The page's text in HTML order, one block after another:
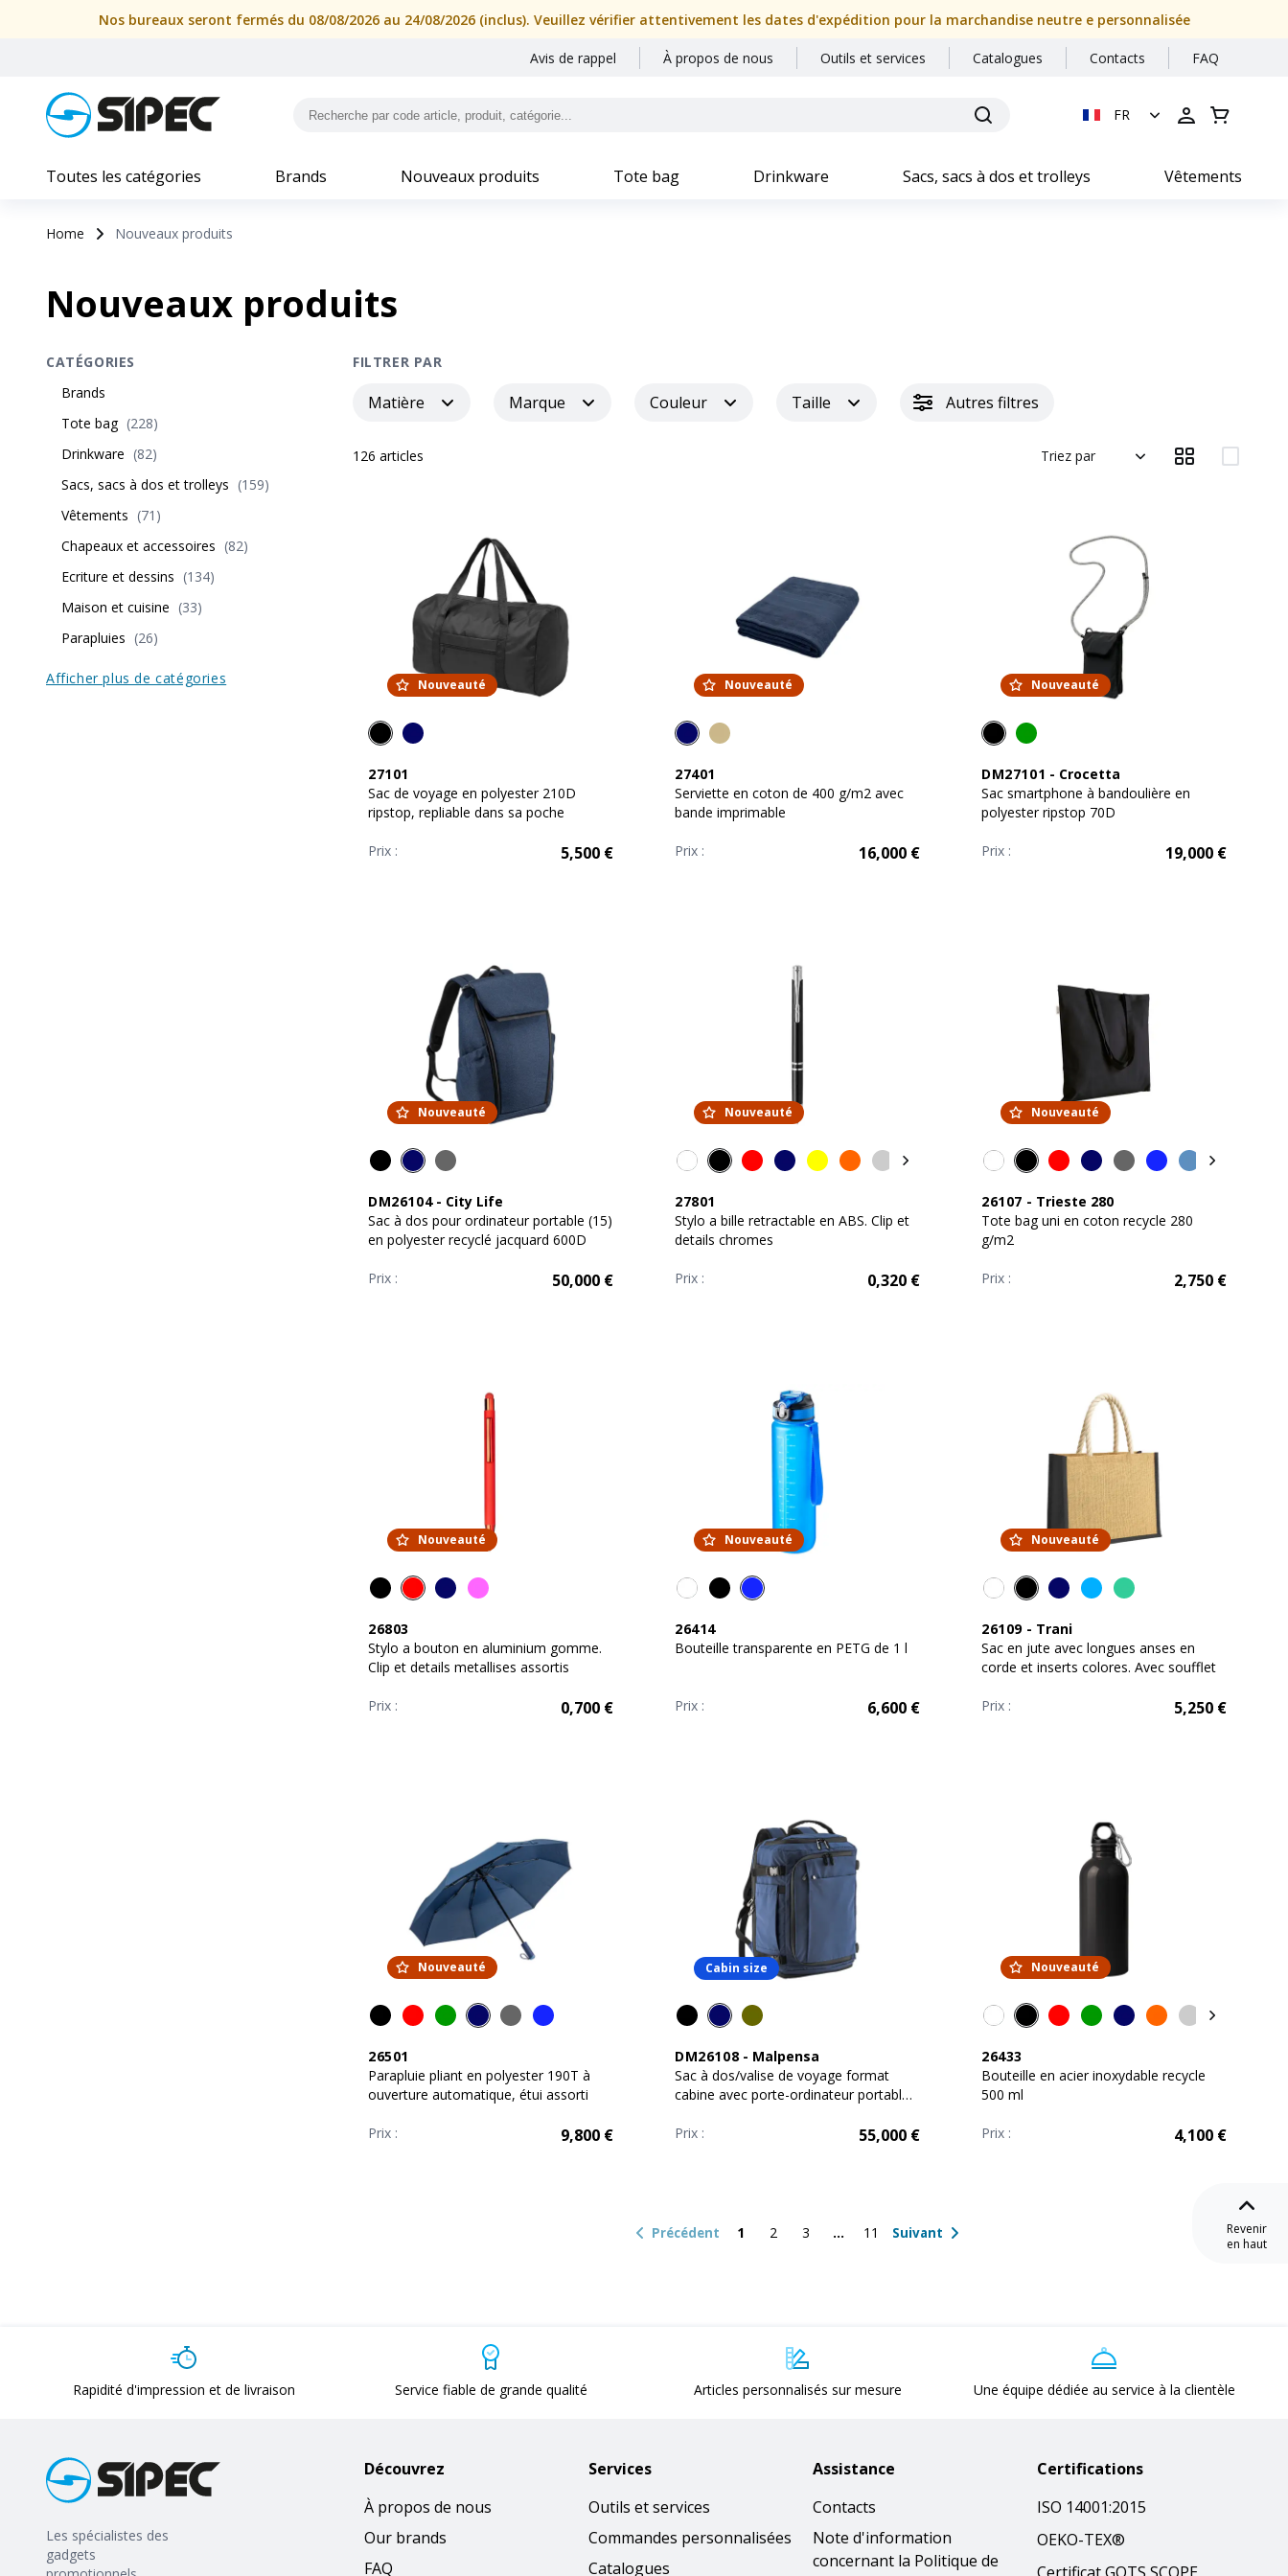
Nos bureaux seront fermés du 08/08/2026 au 24/08/2026 (inclus). Veuillez vérifier attentivement les dates d'expédition pour la marchandise neutre e personnalisée
Avis de rappel À propos de nous Outils et services Catalogues Contacts FAQ
FR
Toutes les catégories Brands Nouveaux produits Tote bag Drinkware Sacs, sacs à dos et trolleys Vêtements
Home Nouveaux produits
Nouveaux produits
CATÉGORIES
Brands
Tote bag (228)
Drinkware (82)
Sacs, sacs à dos et trolleys (159)
Vêtements (71 )
Chapeaux et accessoires (82)
Ecriture et dessins (134)
Maison et cuisine (33)
Parapluies (26)
Afficher plus de catégories
FILTRER PAR
Matière Marque Couleur Taille Autres filtres
Triez par
126 articles
Nouveauté
27101
Sac de voyage en polyester 210D
ripstop, repliable dans sa poche
Prix : 5,500€
Nouveauté
27401
Serviette en coton de 400 g/m2 avec
bande imprimable
Prix : 16,000€
Nouveauté
DM27101 - Crocetta
Sac smartphone à bandoulière en
polyester ripstop 70D
Prix : 19,000€
Nouveauté
DM26104- City Life
Sac à dos pour ordinateur portable (15)
en polyester recyclé jacquard 600D
Prix : 50,000€
Nouveauté
27801
Stylo a bille retractable en ABS. Clip et
details chromes
Prix : 0,320€
Nouveauté
26107 - Trieste 280
Tote bag uni en coton recycle 280
g/m2
Prix : 2,750€
Nouveauté
26803
Stylo a bouton en aluminium gomme.
Clip et details metallises assortis
Prix : 0,700€
Nouveauté
26414
Bouteille transparente en PETG de 1 l
Prix : 6,600€
Nouveauté
26109- Trani
Sac en jute avec longues anses en
corde et inserts colores. Avec soufflet
Prix : 5,250€
Nouveauté
26501
Parapluie pliant en polyester 190T à
ouverture automatique, étui assorti
Prix : 9,800€
Cabin size
DM26108 - Malpensa
Sac à dos/valise de voyage format
cabine avec porte-ordinateur portable
Prix :
55,000€
Nouveauté
26433
Bouteille en acier inoxydable recycle
500 ml
Prix : 4,100€
Précédent 1 2 3 11 Suivant
Revenir
en haut
Rapidité d'impression et de livraison Service fiable de grande qualité Articles personnalisés sur mesure Une équipe dédiée au service à la clientèle
Les spécialistes des
gadgets
Découvrez
À propos de nous
Our brands
FAQ
Services
Outils et services
Commandes personnalisées
Catalogues
Assistance
Contacts
Note d'information
concernant la Politique de
Certifications
ISO 14001:2015
OEKO-TEX®